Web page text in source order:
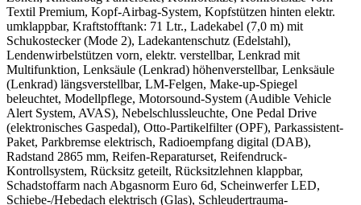
Textil Premium, Kopf-Airbag-System, Kopfstützen hinten elektr.
umklappbar, Kraftstofftank: 71 Ltr., Ladekabel (7,0 m) mit
Schukostecker (Mode 2), Ladekantenschutz (Edelstahl),
Lendenwirbelstützen vorn, elektr. verstellbar, Lenkrad mit
Multifunktion, Lenksäule (Lenkrad) höhenverstellbar, Lenksäule
(Lenkrad) längsverstellbar, LM-Felgen, Make-up-Spiegel
beleuchtet, Modellpflege, Motorsound-System (Audible Vehicle
Alert System, AVAS), Nebelschlussleuchte, One Pedal Drive
(elektronisches Gaspedal), Otto-Partikelfilter (OPF), Parkassistent-
Paket, Parkbremse elektrisch, Radioempfang digital (DAB),
Radstand 2865 mm, Reifen-Reparaturset, Reifendruck-
Kontrollsystem, Rücksitz geteilt, Rücksitzlehnen klappbar,
Schadstoffarm nach Abgasnorm Euro 6d, Scheinwerfer LED,
Schiebe-/Hebedach elektrisch (Glas), Schleudertrauma-